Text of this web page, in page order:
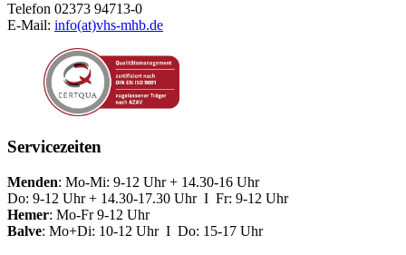
Telefon 02373 94713-0
E-Mail: info(at)vhs-mhb.de
Servicezeiten
Menden: Mo-Mi: 9-12 Uhr + 14.30-16 Uhr
Do: 9-12 Uhr + 14.30-17.30 Uhr I Fr: 9-12 Uhr
Hemer: Mo-Fr 9-12 Uhr
Balve: Mo+Di: 10-12 Uhr I Do: 15-17 Uhr